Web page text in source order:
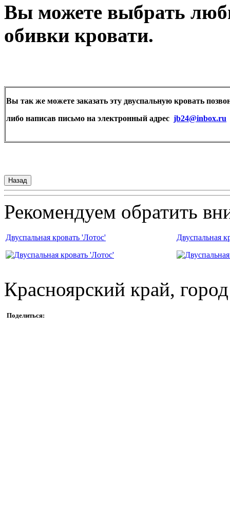
Вы можете выбрать
обивки кровати.
Вы так же можете заказать эту двуспальную кровать
либо написав письмо на электронный адрес jb24@inbox.ru
Рекомендуем обратить
Двуспальная кровать 'Лотос' Двуспальная
Красноярский край,
Поделиться: